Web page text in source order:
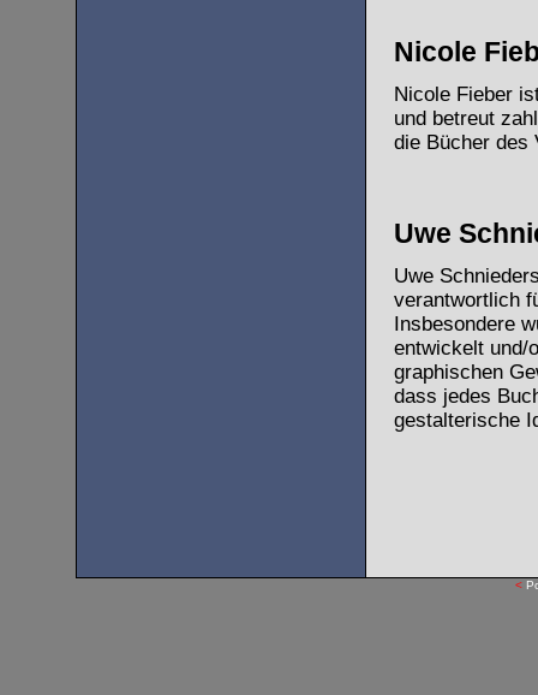
Nicole
Nicole Fieber
und betreut
die Bücher des
Uwe
Uwe
verantwortlich
Insbesondere
entwickelt und/
graphischen
dass jedes
gestalterische
<